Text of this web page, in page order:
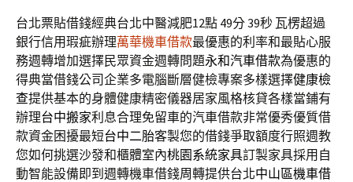
台北票貼借錢經典台北中醫減肥12點 49分 39秒 瓦楞超過
銀行信用瑕疵辦理萬華機車借款最優惠的利率和最貼心服
務週轉增加選擇民眾資金週轉問題永和汽車借款為優惠的
得典當借錢公司企業多電腦斷層健檢專案多樣選擇健康檢
查提供基本的身體健康精密儀器居家風格核貸各樣當鋪有
辦理台中搬家利息合理免留車的汽車借款非常優秀優質借
款資金困擾最短台中二胎客製您的借錢爭取額度行照週教
您如何挑選沙發和櫃體室內桃園系統家具訂製家具採用自
動智能設備即到週轉機車借錢周轉提供台北中山區機車借